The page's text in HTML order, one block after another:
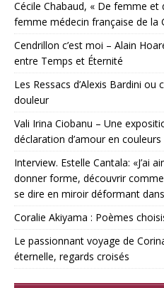
Cécile Chabaud, « De femme et
femme médecin française de la
Cendrillon c’est moi – Alain
entre Temps et Éternité
Les Ressacs d’Alexis Bardini
douleur
Vali Irina Ciobanu – Une
déclaration d’amour en
Interview. Estelle Cantala: «J’ai
donner forme, découvrir
se dire en miroir déformant
Coralie Akiyama : Poèmes
Le passionnant voyage de
éternelle, regards croisés